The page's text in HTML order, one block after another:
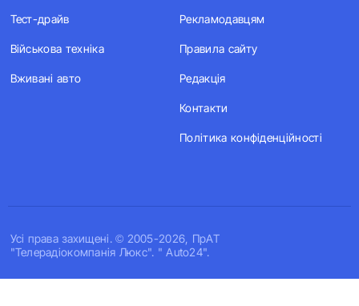
Усi права захищенi. © 2005-2026, ПрАТ
"Телерадіокомпанія Люкс". " Auto24".
Тест-драйв
Військова техніка
Вживані авто
Рекламодавцям
Правила сайту
Редакція
Контакти
Політика конфіденційності